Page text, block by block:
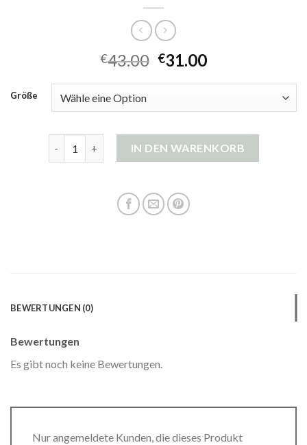
€43.00 €31.00
Größe
langer cardigan damen MengeIN DEN WARENKORB
BEWERTUNGEN (0)
Bewertungen
Es gibt noch keine Bewertungen.
Nur angemeldete Kunden, die dieses Produkt